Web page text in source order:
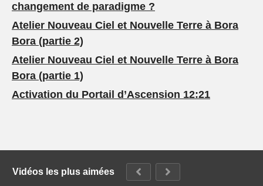
changement de paradigme ?
Atelier Nouveau Ciel et Nouvelle Terre à Bora
Bora (partie 2)
Atelier Nouveau Ciel et Nouvelle Terre à Bora
Bora (partie 1)
Activation du Portail d’Ascension 12:21
Vidéos les plus aimées